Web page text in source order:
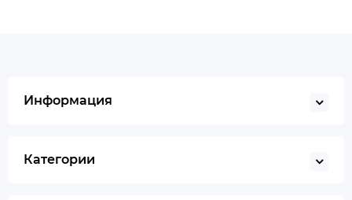
Информация
Категории